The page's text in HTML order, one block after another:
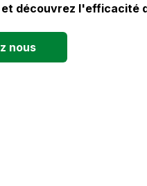
découvrez l'efficacité
nous